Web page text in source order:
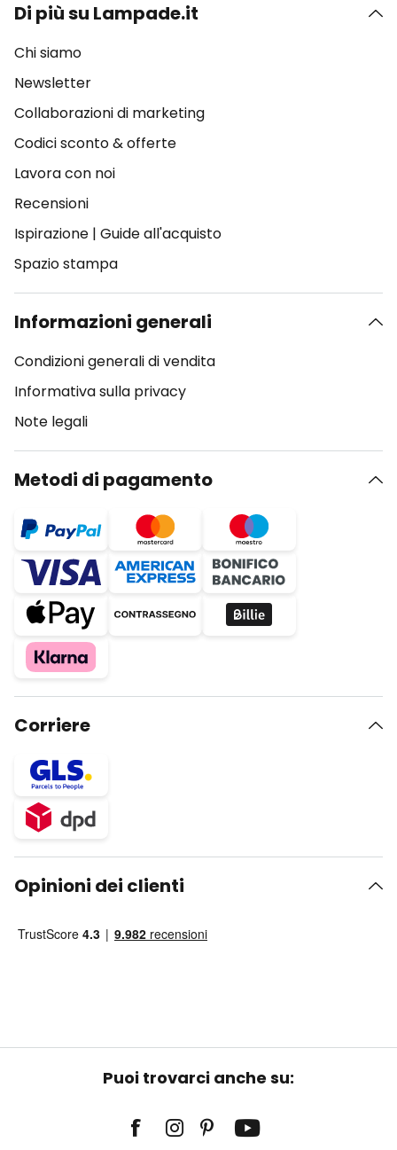
Di più su Lampade.it
Chi siamo
Newsletter
Collaborazioni di marketing
Codici sconto & offerte
Lavora con noi
Recensioni
Ispirazione | Guide all'acquisto
Spazio stampa
Informazioni generali
Condizioni generali di vendita
Informativa sulla privacy
Note legali
Metodi di pagamento
Corriere
Opinioni dei clienti
Puoi trovarci anche su: